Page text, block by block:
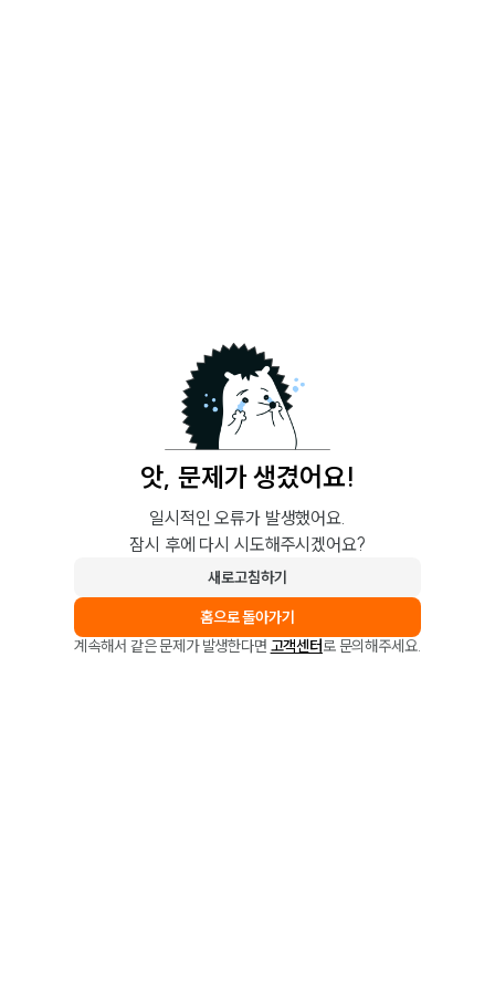
앗, 문제가 생겼어요!
일시적인 오류가 발생했어요.
잠시 후에 다시 시도해주시겠어요?
새로고침하기
홈으로 돌아가기
계속해서 같은 문제가 발생한다면 고객센터로 문의해주세요.